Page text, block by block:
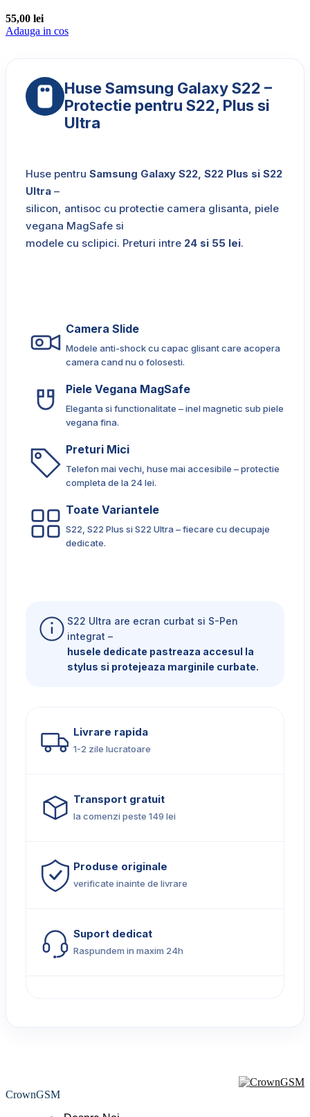
55,00 lei
Adauga in cos
Huse Samsung Galaxy S22 –
Protectie pentru S22, Plus si
Ultra
Huse pentru Samsung Galaxy S22, S22 Plus si S22
Ultra –
silicon, antisoc cu protectie camera glisanta, piele
vegana MagSafe si
modele cu sclipici. Preturi intre 24 si 55 lei.
Camera Slide
Modele anti-shock cu capac glisant care acopera
camera cand nu o folosesti.
Piele Vegana MagSafe
Eleganta si functionalitate – inel magnetic sub piele
vegana fina.
Preturi Mici
Telefon mai vechi, huse mai accesibile – protectie
completa de la 24 lei.
Toate Variantele
S22, S22 Plus si S22 Ultra – fiecare cu decupaje
dedicate.
S22 Ultra are ecran curbat si S-Pen
integrat –
husele dedicate pastreaza accesul la
stylus si protejeaza marginile curbate.
Livrare rapida
1-2 zile lucratoare
Transport gratuit
la comenzi peste 149 lei
Produse originale
verificate inainte de livrare
Suport dedicat
Raspundem in maxim 24h
CrownGSM